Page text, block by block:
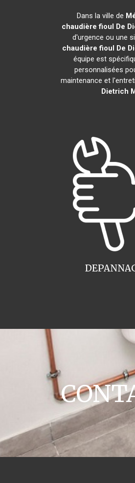
Dans la ville de
chaudière fioul De
d'urgence ou une
chaudière fioul De
équipe est
personnalisées
maintenance et
Dietrich